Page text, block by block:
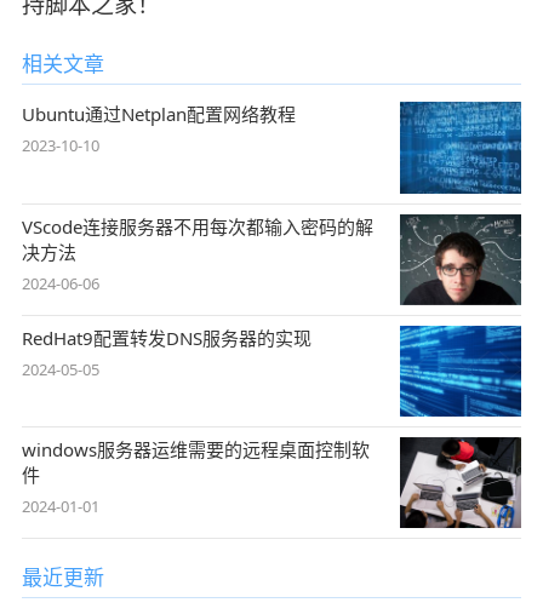
相关文章
Ubuntu通过Netplan配置网络教程
2023-10-10
VScode连接服务器不用每次都输入密码的解
决方法
2024-06-06
RedHat9配置转发DNS服务器的实现
2024-05-05
windows服务器运维需要的远程桌面控制软
件
2024-01-01
最近更新